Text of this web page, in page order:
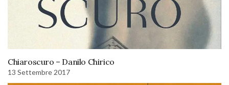
Chiaroscuro – Danilo Chirico
13 Settembre 2017